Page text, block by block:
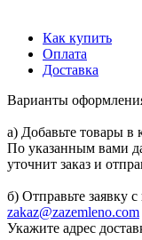
Как купить
Оплата
Доставка
Варианты
а) Добавьте товары в
По указанным вами
уточнит заказ и
б) Отправьте заявку
zakaz@zazemleno.com
Укажите адрес